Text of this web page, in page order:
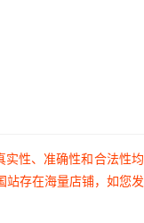
性、准确性和合法性
站存在海量店铺，如您